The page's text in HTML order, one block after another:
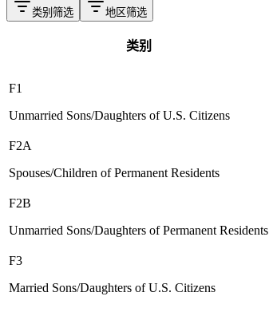
类别筛选 地区筛选
类别
F1
Unmarried Sons/Daughters of U.S. Citizens
F2A
Spouses/Children of Permanent Residents
F2B
Unmarried Sons/Daughters of Permanent Residents
F3
Married Sons/Daughters of U.S. Citizens